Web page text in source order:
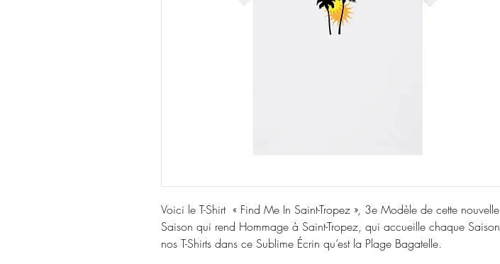
Voici le T-Shirt « Find Me In Saint-Tropez », 3e Modèle de cette nouvelle
Saison qui rend Hommage à Saint-Tropez, qui accueille chaque Saison
nos T-Shirts dans ce Sublime Écrin qu’est la Plage Bagatelle.